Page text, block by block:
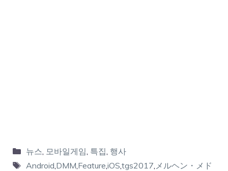
뉴스 모바일게임 특집 행사
Android DMM Feature iOS tgs2017 メルヘン・メド